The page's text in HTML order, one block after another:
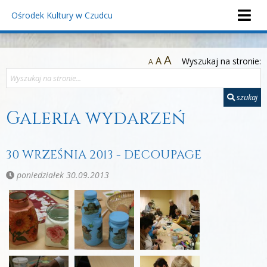
Ośrodek Kultury w Czudcu
A AA Wyszukaj na stronie:
szukaj
Galeria wydarzeń
30 WRZEŚNIA 2013 - DECOUPAGE
poniedziałek 30.09.2013